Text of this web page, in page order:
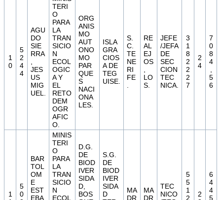
1
0
5
2
4
4
AGU
DO
SIE
RRA
JES
US
MIG
UEL.
TERI
O
PARA
LA
TRAN
SICIO
N
ECOL
OGIC
A Y
EL
RETO
DEM
OGR
AFIC
O.
ORG
ANIS
MO
AUT
ONO
MO
PAR
QUE
S
NACI
ONA
LES.
ISLA
GRA
CIOS
A DE
TEG
UISE.
S.
C.
TE
NE
RI
FE
RE
AL
EJ
OS
LO
S.
JEFE
/JEFA
DE
SEC
CION
TEC
NICA.
3
1
8
2
2
2
7
2
4
7
0
8
4
5
6
1
5
0
BAR
TOL
OM
E
EST
EBA
MINIS
TERI
O
PARA
LA
TRAN
SICIO
N
ECOL
D.G.
DE
BIOD
IVER
SIDA
D,
BOS
S.G.
DE
BIOD
IVER
SIDA
D
MA
DR
MA
DR
TEC
NICO
5
5
1
2
2
6
4
4
5